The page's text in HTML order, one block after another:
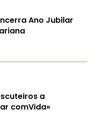
Ano Jubilar
a
comVida»